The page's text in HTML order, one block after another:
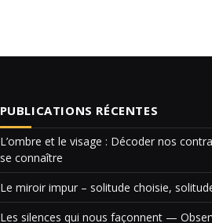
PUBLICATIONS RÉCENTES
L’ombre et le visage : Décoder nos
se connaître
Le miroir impur – solitude choisie,
Les silences qui nous façonnent —